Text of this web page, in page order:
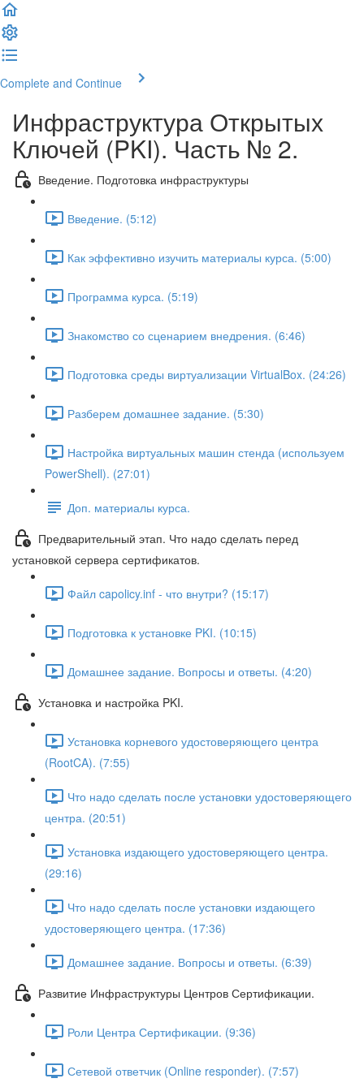
Complete and Continue
Инфраструктура Открытых
Ключей (PKI). Часть № 2.
Введение. Подготовка инфраструктуры
Введение. (5:12)
Как эффективно изучить материалы курса. (5:00)
Программа курса. (5:19)
Знакомство со сценарием внедрения. (6:46)
Подготовка среды виртуализации VirtualBox. (24:26)
Разберем домашнее задание. (5:30)
Настройка виртуальных машин стенда (используем
PowerShell). (27:01)
Доп. материалы курса.
Предварительный этап. Что надо сделать перед
установкой сервера сертификатов.
Файл capolicy.inf - что внутри? (15:17)
Подготовка к установке PKI. (10:15)
Домашнее задание. Вопросы и ответы. (4:20)
Установка и настройка PKI.
Установка корневого удостоверяющего центра
(RootCA). (7:55)
Что надо сделать после установки удостоверяющего
центра. (20:51)
Установка издающего удостоверяющего центра.
(29:16)
Что надо сделать после установки издающего
удостоверяющего центра. (17:36)
Домашнее задание. Вопросы и ответы. (6:39)
Развитие Инфраструктуры Центров Сертификации.
Роли Центра Сертификации. (9:36)
Сетевой ответчик (Online responder). (7:57)